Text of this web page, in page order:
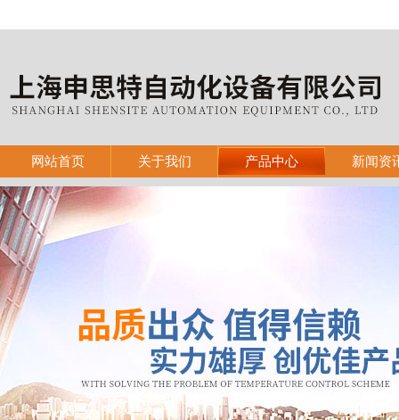
网站首页 关于我们 产品中心 新闻资